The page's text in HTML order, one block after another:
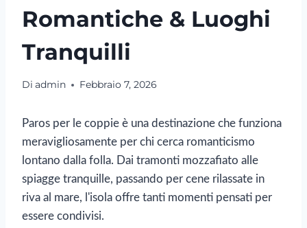
Romantiche & Luoghi
Tranquilli
Di admin Febbraio 7, 2026
Paros per le coppie è una destinazione che funziona
meravigliosamente per chi cerca romanticismo
lontano dalla folla. Dai tramonti mozzafiato alle
spiagge tranquille, passando per cene rilassate in
riva al mare, l'isola offre tanti momenti pensati per
essere condivisi.